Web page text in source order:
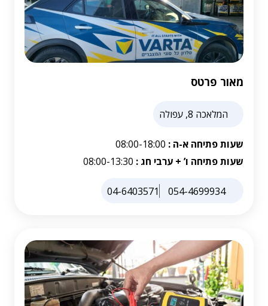
מאור פרטס
המלאכה 8, עפולה
שעות פתיחה א-ה : 08:00-18:00
שעות פתיחה ו’ + ערבי חג : 08:00-13:30
054-4699934
04-6403571